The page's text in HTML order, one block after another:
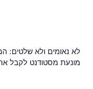
לא נאומים ולא שלטים:
מונעת מסטודנט לקבל